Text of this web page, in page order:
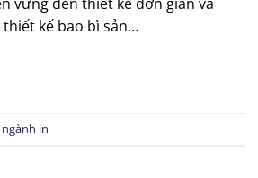
kế bao bì sản…
in